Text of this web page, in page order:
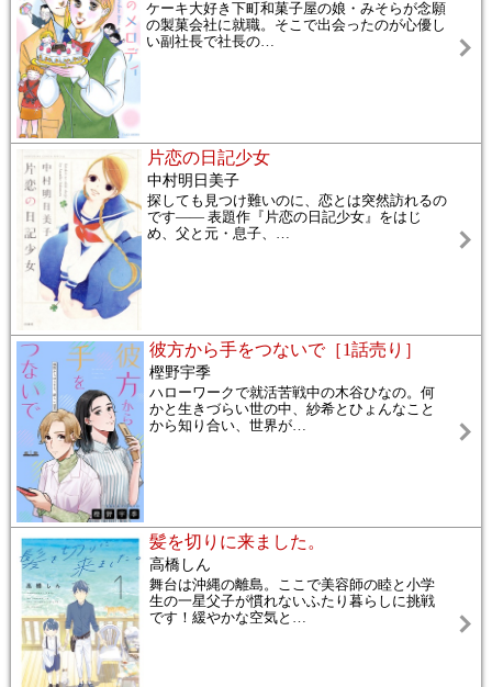
ケーキ大好き下町和菓子屋の娘・みそらが念願
の製菓会社に就職。そこで出会ったのが心優し
い副社長で社長の…
片恋の日記少女
中村明日美子
探しても見つけ難いのに、恋とは突然訪れるの
です―― 表題作『片恋の日記少女』をはじ
め、父と元・息子、 …
彼方から手をつないで［1話売り］
樫野宇季
ハローワークで就活苦戦中の木谷ひなの。何
かと生きづらい世の中、紗希とひょんなこと
から知り合い、世界が…
髪を切りに来ました。
高橋しん
舞台は沖縄の離島。ここで美容師の睦と小学
生の一星父子が慣れないふたり暮らしに挑戦
です！緩やかな空気と …